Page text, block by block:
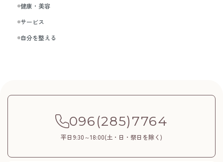
健康・美容
サービス
自分を整える
096(285)7764
平日9:30～18:00(土・日・祭日を除く)